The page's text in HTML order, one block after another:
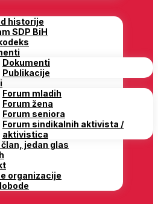
historije
SDP BiH
Dokumenti
Publikacije
Forum mladih
Forum žena
Forum seniora
Forum sindikalnih aktivista /
aktivistica
jedan glas
organizacije